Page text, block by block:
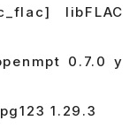
libFLAC
0.7.0 y
1.29.3